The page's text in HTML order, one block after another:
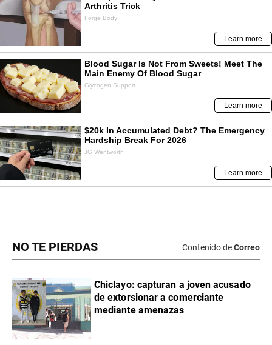
NO TE PIERDAS Contenido deCorreo
Chiclayo: capturan a joven acusado
de extorsionar a comerciante
mediante amenazas